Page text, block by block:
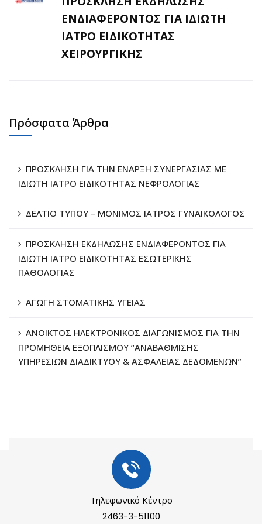
ΕΝΔΙΑΦΕΡΟΝΤΟΣ ΓΙΑ ΙΔΙΩΤΗ
ΙΑΤΡΟ ΕΙΔΙΚΟΤΗΤΑΣ
ΧΕΙΡΟΥΡΓΙΚΗΣ
Πρόσφατα Άρθρα
ΠΡΟΣΚΛΗΣΗ ΓΙΑ ΤΗΝ ΕΝΑΡΞΗ ΣΥΝΕΡΓΑΣΙΑΣ ΜΕ
ΙΔΙΩΤΗ ΙΑΤΡΟ ΕΙΔΙΚΟΤΗΤΑΣ ΝΕΦΡΟΛΟΓΙΑΣ
ΔΕΛΤΙΟ ΤΥΠΟΥ – ΜΟΝΙΜΟΣ ΙΑΤΡΟΣ ΓΥΝΑΙΚΟΛΟΓΟΣ
ΠΡΟΣΚΛΗΣΗ ΕΚΔΗΛΩΣΗΣ ΕΝΔΙΑΦΕΡΟΝΤΟΣ ΓΙΑ
ΙΔΙΩΤΗ ΙΑΤΡΟ ΕΙΔΙΚΟΤΗΤΑΣ ΕΣΩΤΕΡΙΚΗΣ
ΠΑΘΟΛΟΓΙΑΣ
ΑΓΩΓΗ ΣΤΟΜΑΤΙΚΗΣ ΥΓΕΙΑΣ
ΑΝΟΙΚΤΟΣ ΗΛΕΚΤΡΟΝΙΚΟΣ ΔΙΑΓΩΝΙΣΜΟΣ ΓΙΑ ΤΗΝ
ΠΡΟΜΗΘΕΙΑ ΕΞΟΠΛΙΣΜΟΥ “ΑΝΑΒΑΘΜΙΣΗΣ
ΥΠΗΡΕΣΙΩΝ ΔΙΑΔΙΚΤΥΟΥ & ΑΣΦΑΛΕΙΑΣ ΔΕΔΟΜΕΝΩΝ”
Τηλεφωνικό Κέντρο
2463-3-51100